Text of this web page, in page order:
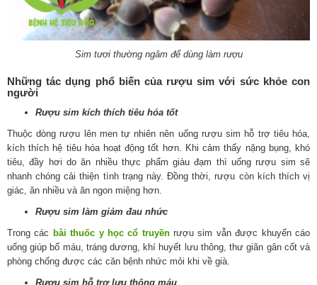
Sim tươi thường ngâm để dùng làm rượu
Những tác dụng phổ biến của rượu sim với sức khỏe con
người
Rượu sim kích thích tiêu hóa tốt
Thuộc dòng rượu lên men tự nhiên nên uống rượu sim hỗ trợ tiêu hóa,
kích thích hệ tiêu hóa hoạt động tốt hơn. Khi cảm thấy nặng bụng, khó
tiêu, đầy hơi do ăn nhiều thực phẩm giàu đạm thì uống rượu sim sẽ
nhanh chóng cải thiện tình trạng này. Đồng thời, rượu còn kích thích vị
giác, ăn nhiều và ăn ngon miệng hơn.
Rượu sim làm giảm đau nhức
Trong các bài thuốc y học cổ truyềnrượu sim vẫn được khuyến cáo
uống giúp bổ máu, tráng dương, khí huyết lưu thông, thư giãn gân cốt và
phòng chống được các căn bệnh nhức mỏi khi về già.
Rượu sim hỗ trợ lưu thông máu